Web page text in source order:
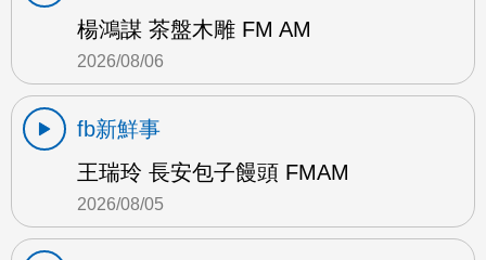
楊鴻謀 茶盤木雕 FM AM
2026/08/06
fb新鮮事
王瑞玲 長安包子饅頭 FMAM
2026/08/05